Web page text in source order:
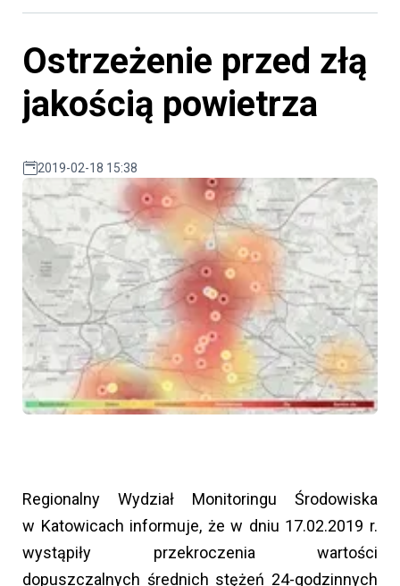
Ostrzeżenie przed złą
jakością powietrza
2019-02-18 15:38
Regionalny Wydział Monitoringu Środowiska
w Katowicach informuje, że w dniu 17.02.2019 r.
wystąpiły przekroczenia wartości
dopuszczalnych średnich stężeń 24-godzinnych